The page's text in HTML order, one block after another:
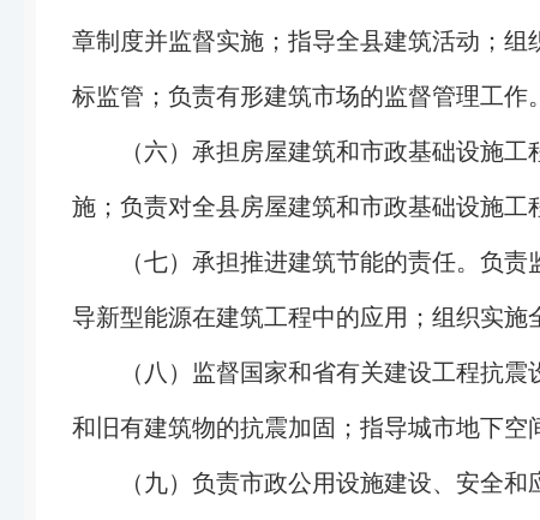
章制度并监督实施；指导全县建筑活动；
标监管；负责有形建筑市场的监督管理工作。
（六）承担房屋建筑和市政基础设施
施；负责对全县房屋建筑和市政基础设施工
（七）承担推进建筑节能的责任。负
导新型能源在建筑工程中的应用；组织实施
（八）监督国家和省有关建设工程抗
和旧有建筑物的抗震加固；指导城市地下空
（九）负责市政公用设施建设、安全